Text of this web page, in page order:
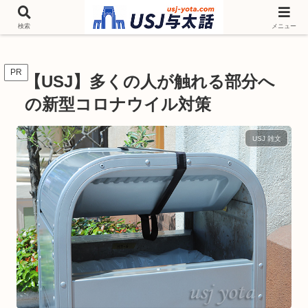
チケットやシーズンイベント ニンテンドーワールド アトラクションなどユニ
バを歩いて情報収集しています
PR 【USJ】多くの人が触れる部分へ
の新型コロナウイル対策
USJ 雑文
検索 メニュー